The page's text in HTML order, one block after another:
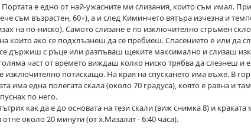
Портата е едно от най-ужасните ми слизания, които съм имал.
съм възрастен, 60+), а и след Киминчето вятъра изчезна и
на по-ниско). Самото слизане е по изключително стръмен
които ако се подхлъзнеш да се пребиеш. Спасението е или да
държиш с ръце или разпъваш щеките максимално и слизаш
част от времето виждаш колко ниско трябва да слезнеш и
изключително потискащо. На края на спускането има въже. В
има една полегата скала (около 70 градуса), която е равна и
по него.
как да е до основата на тези скали (виж снимка 8) и
около 20 минути (от х.Мазалат - 6:40 часа).